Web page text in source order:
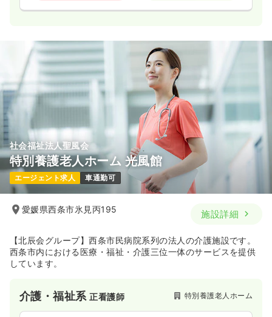
社会福祉法人聖風会
特別養護老人ホーム 光風館
エージェント求人 車通勤可
愛媛県西条市氷見丙195 施設詳細
【北辰会グループ】西条市民病院系列の法人の介護施設です。
西条市内における医療・福祉・介護三位一体のサービスを提供
しています。
介護・福祉系正看護師 特別養護老人ホーム